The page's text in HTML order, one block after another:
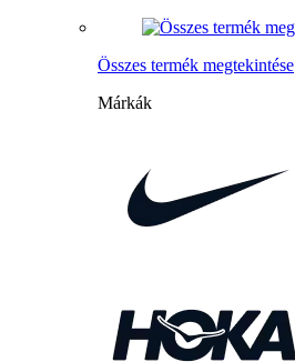
Összes termék megtekintése
Márkák